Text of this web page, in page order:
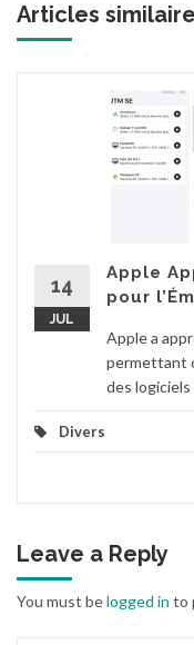
Articles
14
JUL
Apple
pour
Apple a
permettant
des
Divers
Leave a Reply
You must belogged in to